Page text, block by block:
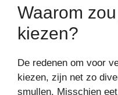
Waarom
kiezen?
De redenen om voor
kiezen, zijn net zo
smullen. Misschien